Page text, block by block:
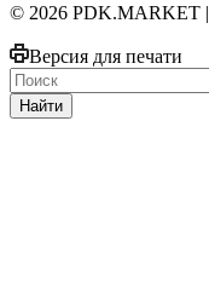
© 2026 PDK.MARKET |
Версия для печати
Найти